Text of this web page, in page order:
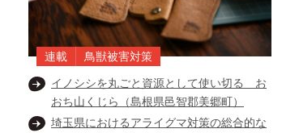
連載 鳥獣被害対策
イノシシを丸ごと資源として使い切る お
おち山くじら（島根県邑智郡美郷町）
埼玉県におけるアライグマ対策の総合的な